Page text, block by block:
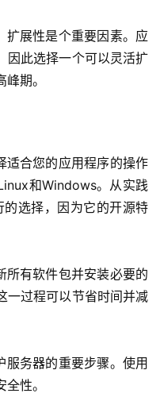
扩展性是个重要因素。应
因此选择一个可以灵活扩
期。
适合您的应用程序的操作
和Windows。从实践
选择，因为它的开源特
所有软件包并安装必要的
一过程可以节省时间并减
服务器的重要步骤。使用
性。